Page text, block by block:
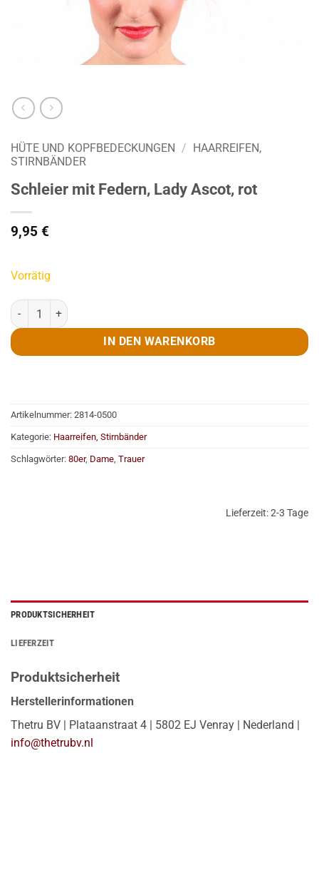
HÜTE UND KOPFBEDECKUNGEN /
HAARREIFEN,
STIRNBÄNDER
Schleier mit Federn, Lady Ascot, rot
9,95 €
Vorrätig
Schleier mit Federn, Lady Ascot, rot Menge
IN DEN WARENKORB
Artikelnummer: 2814-0500
Kategorie: Haarreifen, Stirnbänder
Schlagwörter: 80er, Dame, Trauer
Lieferzeit:2-3 Tage
PRODUKTSICHERHEIT
LIEFERZEIT
Produktsicherheit
Herstellerinformationen
Thetru BV | Plataanstraat 4 | 5802 EJ Venray | Nederland |
info@thetrubv.nl